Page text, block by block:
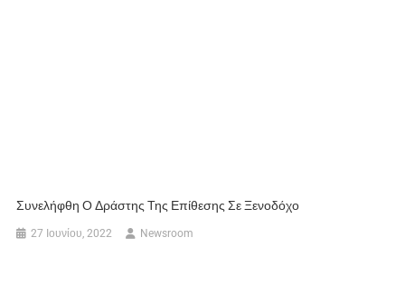
Συνελήφθη Ο Δράστης Της Επίθεσης Σε Ξενοδόχο
27 Ιουνίου, 2022 Newsroom